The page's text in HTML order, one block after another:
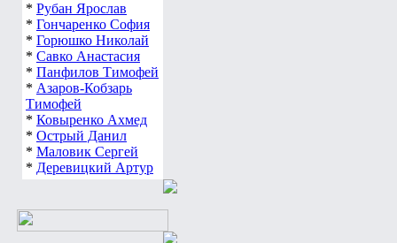
* Рубан Ярослав
* Гончаренко София
* Горюшко Николай
* Савко Анастасия
* Панфилов Тимофей
* Азаров-Кобзарь
Тимофей
* Ковыренко Ахмед
* Острый Данил
* Маловик Сергей
* Деревицкий Артур